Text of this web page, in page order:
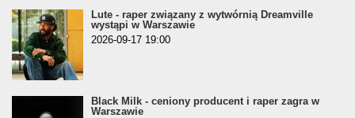
Lute - raper związany z wytwórnią Dreamville
wystąpi w Warszawie
2026-09-17 19:00
Black Milk - ceniony producent i raper zagra w
Warszawie